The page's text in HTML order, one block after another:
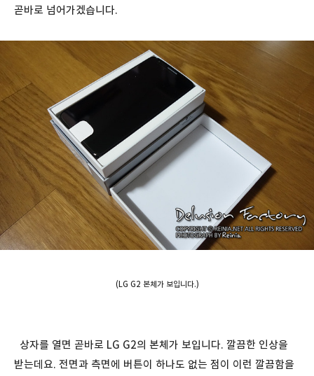
곧바로 넘어가겠습니다.
(LG G2 본체가 보입니다.)
상자를 열면 곧바로 LG G2의 본체가 보입니다. 깔끔한 인상을
받는데요. 전면과 측면에 버튼이 하나도 없는 점이 이런 깔끔함을